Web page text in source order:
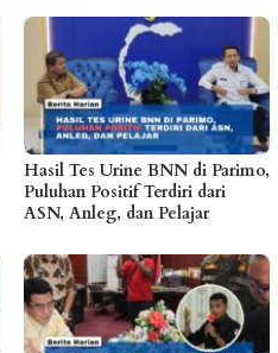
Hasil Tes Urine BNN di Parimo,
Puluhan Positif Terdiri dari
ASN, Anleg, dan Pelajar